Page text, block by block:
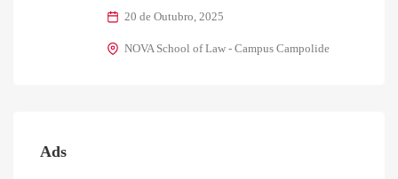
20 de Outubro, 2025
NOVA School of Law - Campus Campolide
Ads